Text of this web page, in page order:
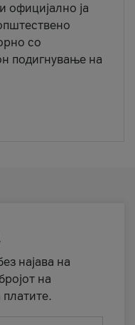
официјално ја
со
подигнување на
најава на
на
платите.